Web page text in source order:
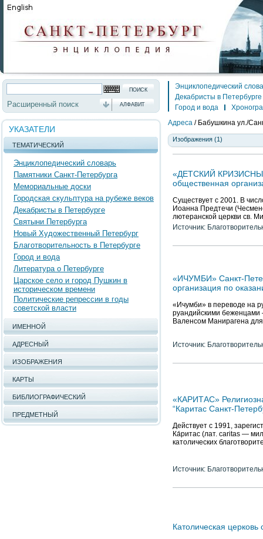
Расширенный поиск АЛФАВИТ
УКАЗАТЕЛИ
ТЕМАТИЧЕСКИЙ
Энциклопедический словарь
Памятники Санкт-Петербурга
Мемориальные доски
Городская скульптура на рубеже веков
Декабристы в Петербурге
Святыни Петербурга
Новый Художественный Петербург
Благотворительность в Петербурге
Город и вода
Литература о Петербурге
Царское село и город Пушкин в
историческом времени
Политические репрессии в годы
советской власти
ИМЕННОЙ
АДРЕСНЫЙ
ИЗОБРАЖЕНИЯ
КАРТЫ
БИБЛИОГРАФИЧЕСКИЙ
ПРЕДМЕТНЫЙ
Энциклопедический
Декабристы в Петербурге
Город и вода
Адреса / Бабушкина ул./
Изображения (1)
«ДЕТСКИЙ КРИЗИСНЫЙ
общественная
Существует с 2001. В
Иоанна Предтечи
лютеранской церкви св.
Источник:
«ИЧУМБИ» Санкт-
организация по
«Ичумби» в переводе на
руандийскими беженцами
Валенсом Манирагена
Источник:
«КАРИТАС»
“Каритас Санкт-
Действует с 1991,
Ка́ритас (лат. caritas —
католических
Источник:
Католическая